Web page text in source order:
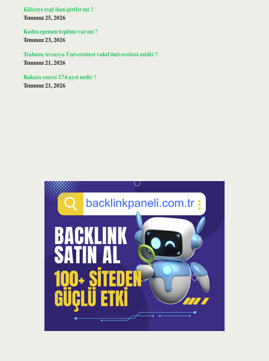
Kiliseye regl iken girilir mi ?
Temmuz 25, 2026
Kadın egemen toplum var mı ?
Temmuz 23, 2026
Trabzon Avrasya Üniversitesi vakıf üniversitesi midir ?
Temmuz 21, 2026
Bakara suresi 174 ayet nedir ?
Temmuz 21, 2026